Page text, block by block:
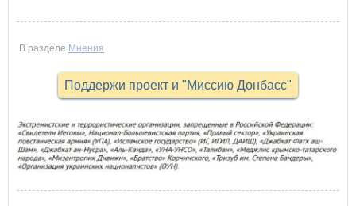
В разделе Мнения
Поддержи проект и "Миссию Донбасс"